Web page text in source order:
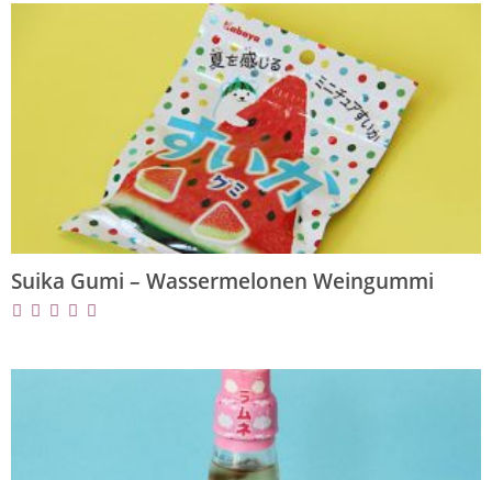
Suika Gumi – Wassermelonen Weingummi